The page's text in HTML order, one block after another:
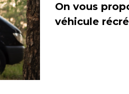
On vous
véhicule